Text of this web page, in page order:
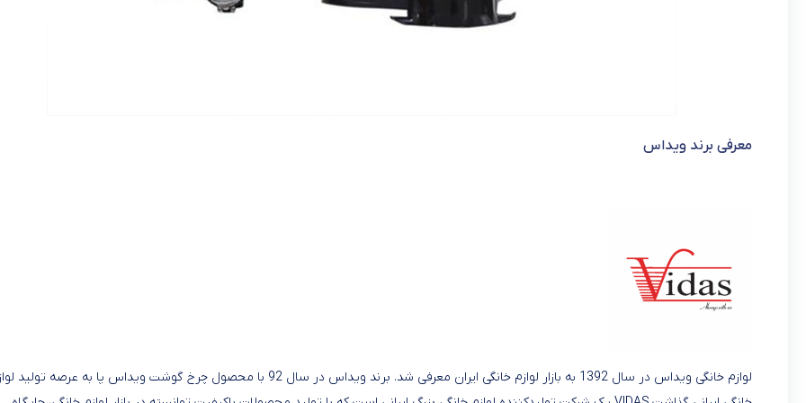
معرفی برند ویداس
لوازم خانگی ویداس در سال 1392 به بازار لوازم خانگی ایران معرفی شد. برند ویداس در سال 92 با محصول چرخ گوشت ویداس پا به عرصه